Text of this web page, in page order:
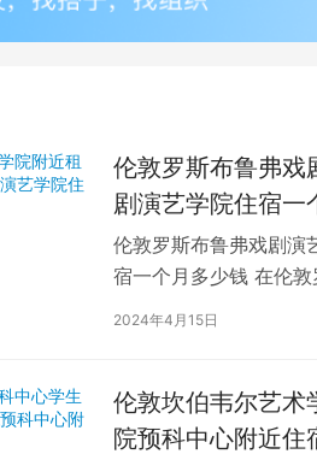
伦敦罗斯布鲁弗戏
剧演艺学院住宿一
伦敦罗斯布鲁弗戏剧演
宿一个月多少钱 在伦
学生活中的一项关键
2024年4月15日
伦敦坎伯韦尔艺术
院预科中心附近住